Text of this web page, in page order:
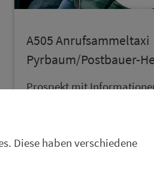
A505 An­ruf­sam­mel­taxi
Pyrbaum/Postbauer-
Prospekt mit
Diese haben verschiedene